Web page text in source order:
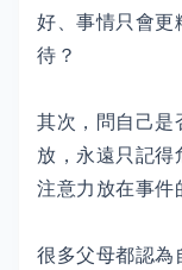
好、事情只會更
待？
其次，問自己是
放，永遠只記得
注意力放在事件
很多父母都認為